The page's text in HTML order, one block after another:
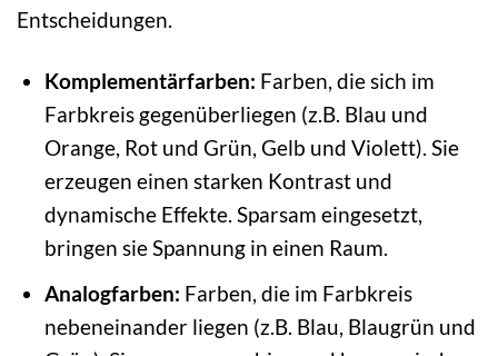
Entscheidungen.
Komplementärfarben: Farben, die sich im
Farbkreis gegenüberliegen (z.B. Blau und
Orange, Rot und Grün, Gelb und Violett). Sie
erzeugen einen starken Kontrast und
dynamische Effekte. Sparsam eingesetzt,
bringen sie Spannung in einen Raum.
Analogfarben: Farben, die im Farbkreis
nebeneinander liegen (z.B. Blau, Blaugrün und